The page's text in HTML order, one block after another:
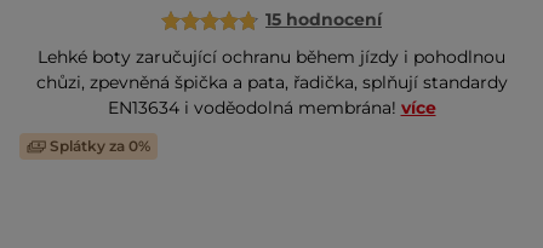
15 hodnocení
Lehké boty zaručující ochranu během jízdy i pohodlnou
chůzi, zpevněná špička a pata, řadička, splňují standardy
EN13634 i voděodolná membrána! více
Splátky za 0%